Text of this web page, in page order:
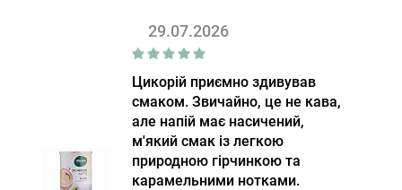
29.07.2026
Цикорій приємно здивував
смаком. Звичайно, це не кава,
але напій має насичений,
м'який смак із легкою
природною гірчинкою та
карамельними нотками.